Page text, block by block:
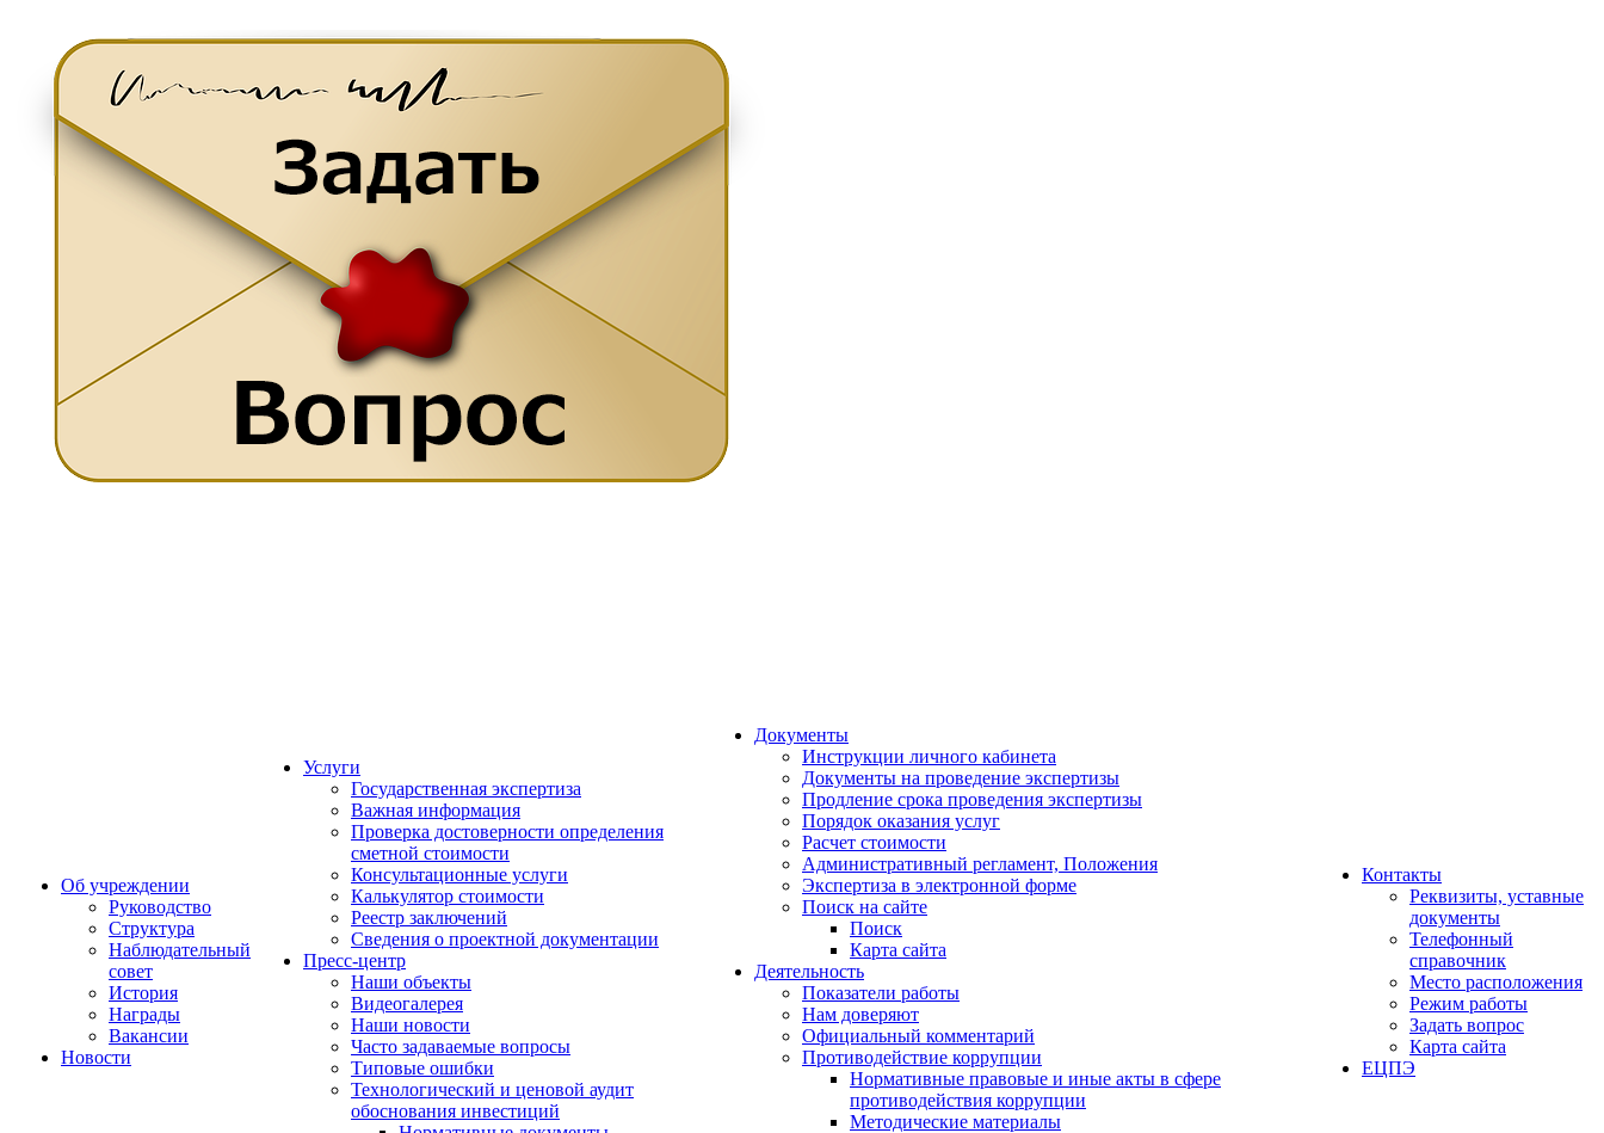
Об учреждении
Руководство
Структура
Наблюдательный
совет
История
Награды
Вакансии
Новости
Услуги
Государственная экспертиза
Важная информация
Проверка достоверности определения
сметной стоимости
Консультационные услуги
Калькулятор стоимости
Реестр заключений
Сведения о проектной документации
Пресс-центр
Наши объекты
Видеогалерея
Наши новости
Часто задаваемые вопросы
Типовые ошибки
Технологический и ценовой аудит
обоснования инвестиций
Документы
Инструкции личного кабинета
Документы на проведение экспертизы
Продление срока проведения экспертизы
Порядок оказания услуг
Расчет стоимости
Административный регламент, Положения
Экспертиза в электронной форме
Поиск на сайте
Поиск
Карта сайта
Деятельность
Показатели работы
Нам доверяют
Официальный комментарий
Противодействие коррупции
Нормативные правовые и иные акты в сфере
противодействия коррупции
Методические материалы
Контакты
Реквизиты, уставные
документы
Телефонный
справочник
Место расположения
Режим работы
Задать вопрос
Карта сайта
ЕЦПЭ